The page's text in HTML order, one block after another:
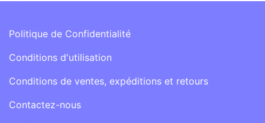
Politique de Confidentialité
Conditions d'utilisation
Conditions de ventes, expéditions et retours
Contactez-nous